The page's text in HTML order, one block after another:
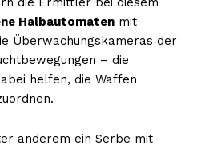
Halbautomaten mit
Überwachungskameras der
– die
helfen, die Waffen
anderem ein Serbe mit